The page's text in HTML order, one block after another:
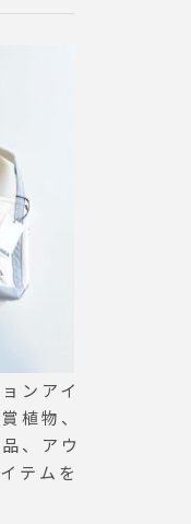
み
#ンアイ
植物、
、アウ
テムを